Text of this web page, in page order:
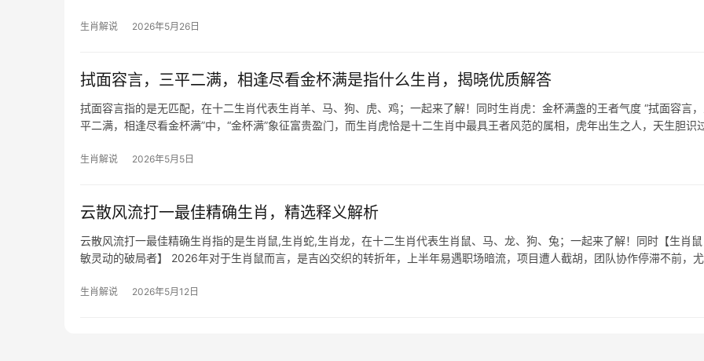
生肖解说 2026年5月26日
拭面容言，三平二满，相逢尽看金杯满是指什么生肖，揭晓优质解答
拭面容言指的是无匹配，在十二生肖代表生肖羊、马、狗、虎、鸡；一起来了解！同时生肖虎：金杯满盏的王者气度 “拭面容言
平二满，相逢尽看金杯满”中，“金杯满”象征富贵盈门，而生肖虎恰是十二生肖中最具王者风范的属相，虎年出生之人，天生胆识
生肖解说 2026年5月5日
云散风流打一最佳精确生肖，精选释义解析
云散风流打一最佳精确生肖指的是生肖鼠,生肖蛇,生肖龙，在十二生肖代表生肖鼠、马、龙、狗、兔；一起来了解！同时【生肖
敏灵动的破局者】 2026年对于生肖鼠而言，是吉凶交织的转折年，上半年易遇职场暗流，项目遭人截胡，团队协作停滞不前，
生肖解说 2026年5月12日